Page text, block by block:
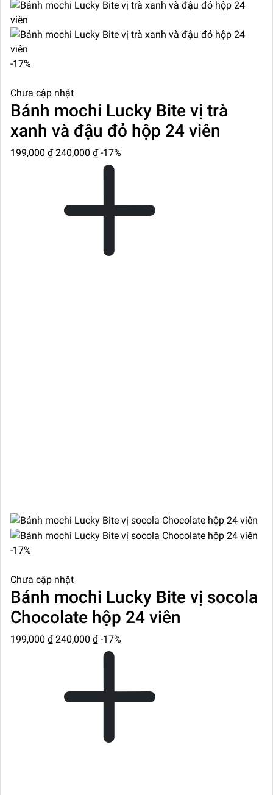
-17%
Chưa cập nhật
Bánh mochi Lucky Bite vị trà
xanh và đậu đỏ hộp 24 viên
199,000 ₫ 240,000 ₫ -17%
-17%
Chưa cập nhật
Bánh mochi Lucky Bite vị socola
Chocolate hộp 24 viên
199,000 ₫ 240,000 ₫ -17%